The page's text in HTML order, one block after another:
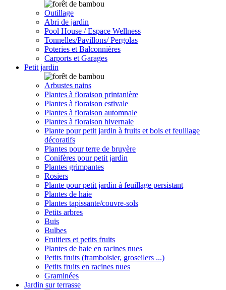
Outillage
Abri de jardin
Pool House / Espace Wellness
Tonnelles/Pavillons/ Pergolas
Poteries et Balconnières
Carports et Garages
Petit jardin
Arbustes nains
Plantes à floraison printanière
Plantes à floraison estivale
Plantes à floraison automnale
Plantes à floraison hivernale
Plante pour petit jardin à fruits et bois et feuillage
décoratifs
Plantes pour terre de bruyère
Conifères pour petit jardin
Plantes grimpantes
Rosiers
Plante pour petit jardin à feuillage persistant
Plantes de haie
Plantes tapissante/couvre-sols
Petits arbres
Buis
Bulbes
Fruitiers et petits fruits
Plantes de haie en racines nues
Petits fruits (framboisier, groseilers ...)
Petits fruits en racines nues
Graminées
Jardin sur terrasse